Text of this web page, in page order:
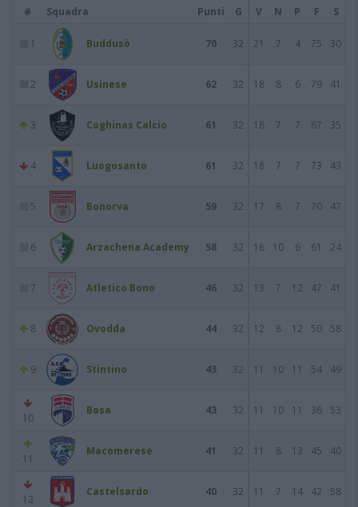
#
Squadra Punti G V N P F S
1 Buddusò 70 32 21 7 4 75 30
2 Usinese 62 32 18 8 6 79 41
3 Coghinas Calcio 61 32 18 7 7 67 35
4 Luogosanto 61 32 18 7 7 73 43
5 Bonorva 59 32 17 8 7 70 47
6 Arzachena Academy 58 32 16 10 6 61 24
7 Atletico Bono 46 32 13 7 12 47 41
8 Ovodda 44 32 12 8 12 50 58
9 Stintino 43 32 11 10 11 54 49
10
Bosa 43 32 11 10 11 36 53
11
Macomerese 41 32 11 8 13 45 40
12
Castelsardo 40 32 11 7 14 42 58